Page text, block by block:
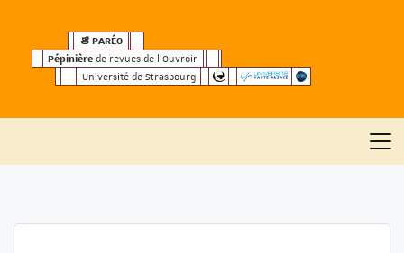
ÑPARÉO
Pépinière de revues de l’Ouvroir
Université de Strasbourg